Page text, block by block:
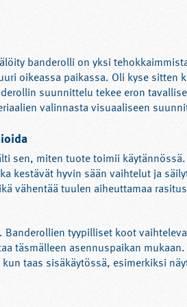
banderolli on yksi
oikeassa paikassa. Oli kyse
suunnittelu tekee eron
valinnasta visuaaliseen
sen, miten tuote toimii
kestävät hyvin sään vaihtelut ja
vähentää tuulen aiheuttamaa
tyypilliset koot
täsmälleen asennuspaikan
taas sisäkäytössä, esimerkiksi